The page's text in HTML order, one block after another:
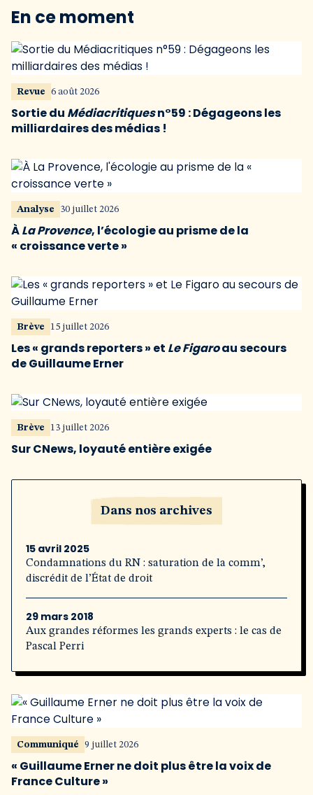
En ce moment
Revue 6 août 2026
Sortie du Médiacritiquesn°59 : Dégageons les
milliardaires des médias !
Analyse 30 juillet 2026
ÀLa Provence, l’écologie au prisme de la
« croissance verte »
Brève 15 juillet 2026
Les « grands reporters » et Le Figaroau secours
de Guillaume Erner
Brève 13 juillet 2026
Sur CNews, loyauté entière exigée
Dans nos archives
15 avril 2025
Condamnations du RN : saturation de la comm’,
discrédit de l’État de droit
29 mars 2018
Aux grandes réformes les grands experts : le cas de
Pascal Perri
Communiqué 9 juillet 2026
« Guillaume Erner ne doit plus être la voix de
France Culture »